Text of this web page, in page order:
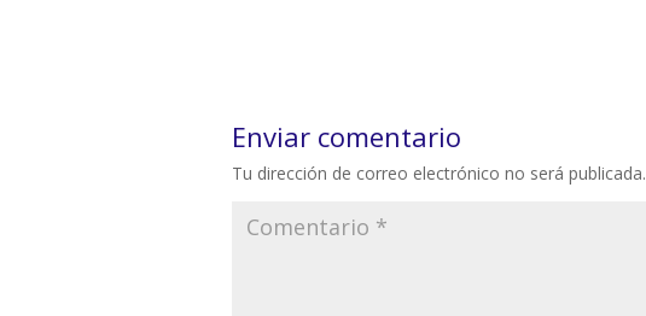
Enviar comentario
Tu dirección de correo electrónico no será publicada.